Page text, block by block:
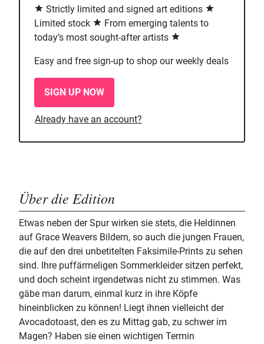
Strictly limited and signed art editions
Limited stock
From emerging talents to
today’s most sought-after artists
Easy and free sign-up to shop our weekly deals
SIGN UP NOW
Already have an account?
Über die Edition
Etwas neben der Spur wirken sie stets, die Heldinnen
auf Grace Weavers Bildern, so auch die jungen Frauen,
die auf den drei unbetitelten Faksimile-Prints zu sehen
sind. Ihre puffärmeligen Sommerkleider sitzen perfekt,
und doch scheint irgendetwas nicht zu stimmen. Was
gäbe man darum, einmal kurz in ihre Köpfe
hineinblicken zu können! Liegt ihnen vielleicht der
Avocadotoast, den es zu Mittag gab, zu schwer im
Magen? Haben sie einen wichtigen Termin